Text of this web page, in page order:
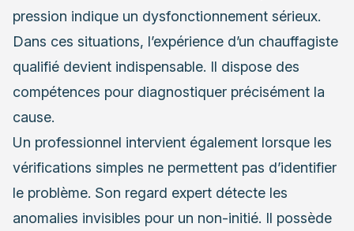
pression indique un dysfonctionnement sérieux.
Dans ces situations, l’expérience d’un chauffagiste
qualifié devient indispensable. Il dispose des
compétences pour diagnostiquer précisément la
cause.
Un professionnel intervient également lorsque les
vérifications simples ne permettent pas d’identifier
le problème. Son regard expert détecte les
anomalies invisibles pour un non-initié. Il possède